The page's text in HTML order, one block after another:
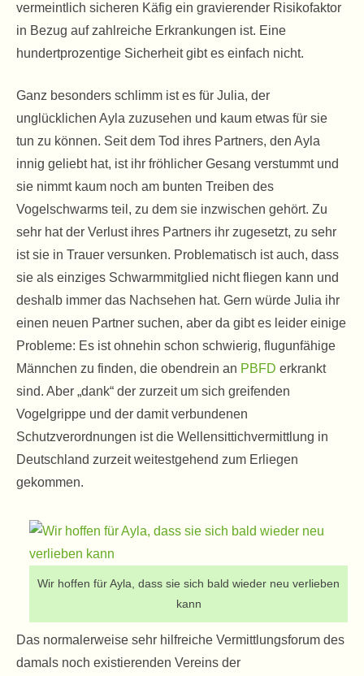
vermeintlich sicheren Käfig ein gravierender Risikofaktor
in Bezug auf zahlreiche Erkrankungen ist. Eine
hundertprozentige Sicherheit gibt es einfach nicht.
Ganz besonders schlimm ist es für Julia, der
unglücklichen Ayla zuzusehen und kaum etwas für sie
tun zu können. Seit dem Tod ihres Partners, den Ayla
innig geliebt hat, ist ihr fröhlicher Gesang verstummt und
sie nimmt kaum noch am bunten Treiben des
Vogelschwarms teil, zu dem sie inzwischen gehört. Zu
sehr hat der Verlust ihres Partners ihr zugesetzt, zu sehr
ist sie in Trauer versunken. Problematisch ist auch, dass
sie als einziges Schwarmmitglied nicht fliegen kann und
deshalb immer das Nachsehen hat. Gern würde Julia ihr
einen neuen Partner suchen, aber da gibt es leider einige
Probleme: Es ist ohnehin schon schwierig, flugunfähige
Männchen zu finden, die obendrein an PBFD erkrankt
sind. Aber „dank“ der zurzeit um sich greifenden
Vogelgrippe und der damit verbundenen
Schutzverordnungen ist die Wellensittichvermittlung in
Deutschland zurzeit weitestgehend zum Erliegen
gekommen.
Wir hoffen für Ayla, dass sie sich bald wieder neu verlieben
kann
Das normalerweise sehr hilfreiche Vermittlungsforum des
damals noch existierenden Vereins der